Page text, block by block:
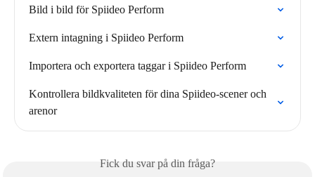
Bild i bild för Spiideo Perform
Extern intagning i Spiideo Perform
Importera och exportera taggar i Spiideo Perform
Kontrollera bildkvaliteten för dina Spiideo-scener och
arenor
Fick du svar på din fråga?